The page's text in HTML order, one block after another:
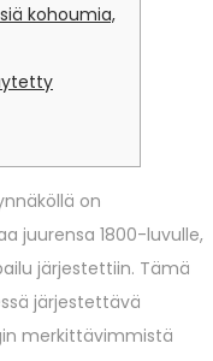
kohoumia,
on
juurensa 1800-luvulle,
järjestettiin. Tämä
järjestettävä
merkittävimmistä